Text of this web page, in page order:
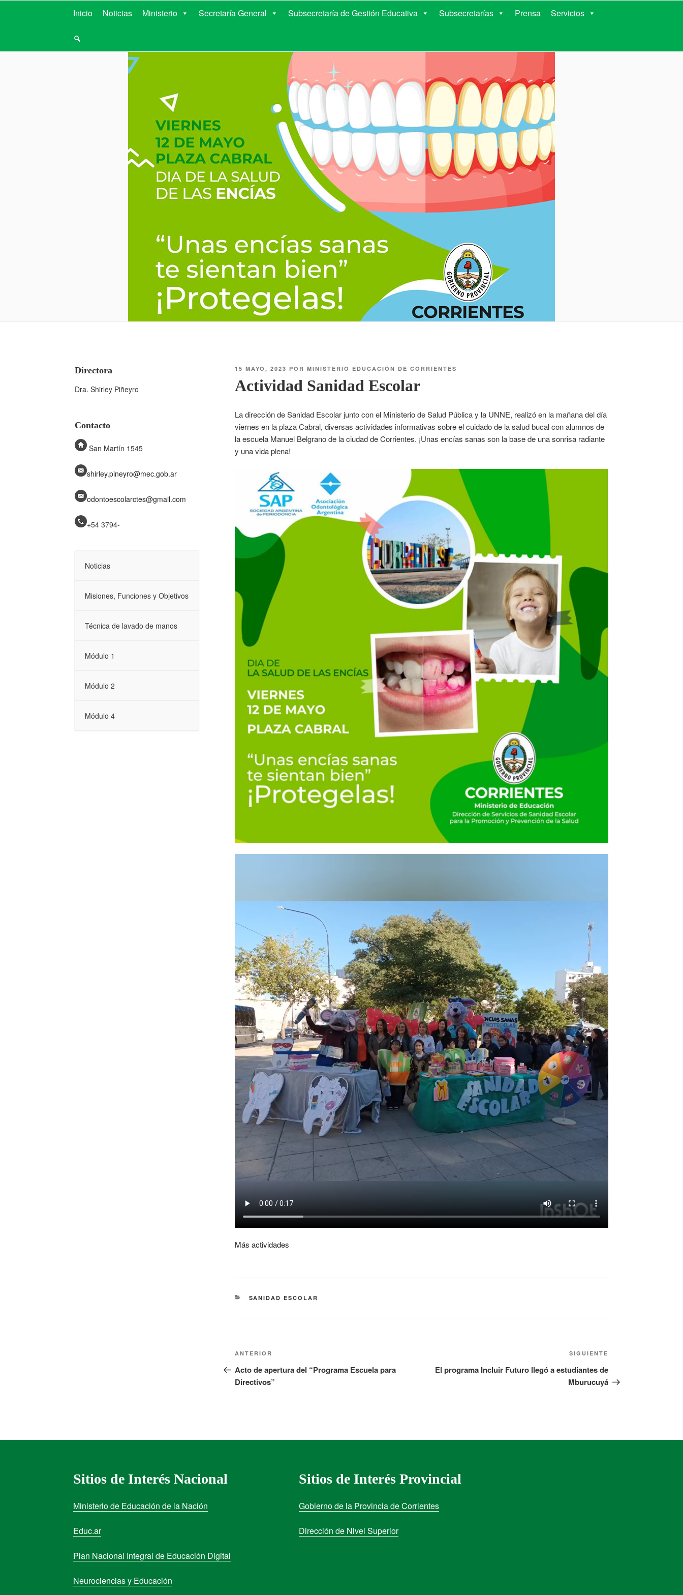
MINISTERIO DE EDUCACIÓN DE CORRIENTES
Inicio Noticias Ministerio Secretaría General Subsecretaría de Gestión Educativa Subsecretarías Prensa Servicios
15 MAYO, 2023 POR MINISTERIO EDUCACIÓN DE CORRIENTES
Actividad Sanidad Escolar
La dirección de Sanidad Escolar junto con el Ministerio de Salud Pública y la UNNE, realizó en la mañana del día
viernes en la plaza Cabral, diversas actividades informativas sobre el cuidado de la salud bucal con alumnos de
la escuela Manuel Belgrano de la ciudad de Corrientes. ¡Unas encías sanas son la base de una sonrisa radiante
y una vida plena!
Más actividades
SANIDAD ESCOLAR
ANTERIOR
Acto de apertura del “Programa Escuela para
Directivos”
SIGUIENTE
El programa Incluir Futuro llegó a estudiantes de
Mburucuyá
Directora
Dra. Shirley Piñeyro
Contacto
San Martín 1545
shirley.pineyro@mec.gob.ar
odontoescolarctes@gmail.com
+54 3794-
Noticias
Misiones, Funciones y Objetivos
Técnica de lavado de manos
Módulo 1
Módulo 2
Módulo 4
Sitios de Interés Nacional
Ministerio de Educación de la Nación
Educ.ar
Plan Nacional Integral de Educación Digital
Neurociencias y Educación
Sitios de Interés Provincial
Gobierno de la Provincia de Corrientes
Dirección de Nivel Superior